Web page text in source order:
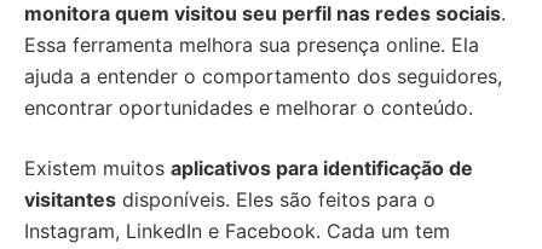
monitora quem visitou seu perfil nas redes sociais.
Essa ferramenta melhora sua presença online. Ela
ajuda a entender o comportamento dos seguidores,
encontrar oportunidades e melhorar o conteúdo.
Existem muitos aplicativos para identificação de
visitantes disponíveis. Eles são feitos para o
Instagram, LinkedIn e Facebook. Cada um tem